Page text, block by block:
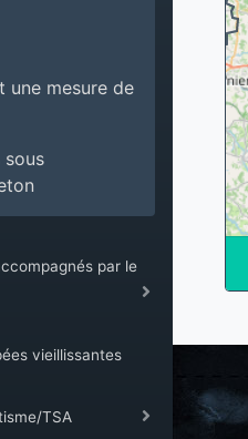
une mesure de
sous
par le
vieillissantes
TSA